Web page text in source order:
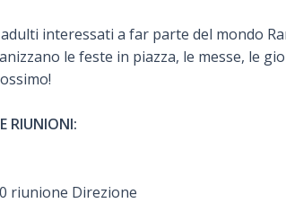
interessati a far parte del mondo
le feste in piazza, le messe, le
RIUNIONI:
riunione Direzione